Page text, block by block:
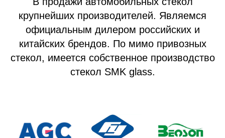
крупнейших производителей. Являемся
официальным дилером российских и
китайских брендов. По мимо привозных
стекол, имеется собственное производство
стекол SMK glass.